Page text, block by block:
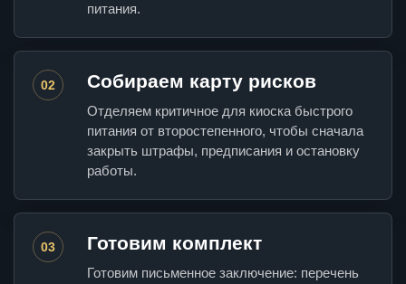
питания.
02 Собираем карту рисков
Отделяем критичное для киоска быстрого
питания от второстепенного, чтобы сначала
закрыть штрафы, предписания и остановку
работы.
03 Готовим комплект
Готовим письменное заключение: перечень